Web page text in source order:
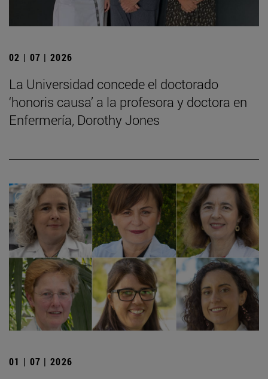
02 | 07 | 2026
La Universidad concede el doctorado
‘honoris causa’ a la profesora y doctora en
Enfermería, Dorothy Jones
01 | 07 | 2026